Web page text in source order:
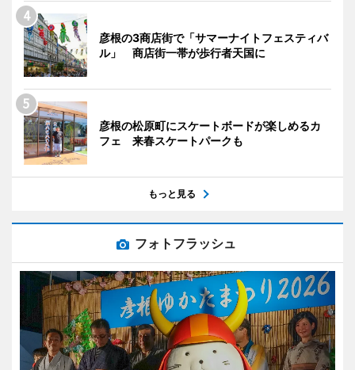
彦根の3商店街で「サマーナイトフェスティバ
ル」 商店街一帯が歩行者天国に
彦根の松原町にスケートボードが楽しめるカ
フェ 来春スケートパークも
もっと見る
フォトフラッシュ